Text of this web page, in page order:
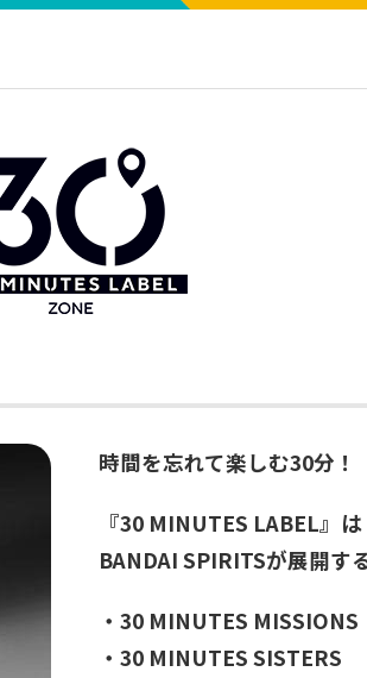
時間を忘れて楽しむ30分！
『30 MINUTES LABEL』は
BANDAI SPIRITSが展開す
・30 MINUTES MISSIONS
・30 MINUTES SISTERS